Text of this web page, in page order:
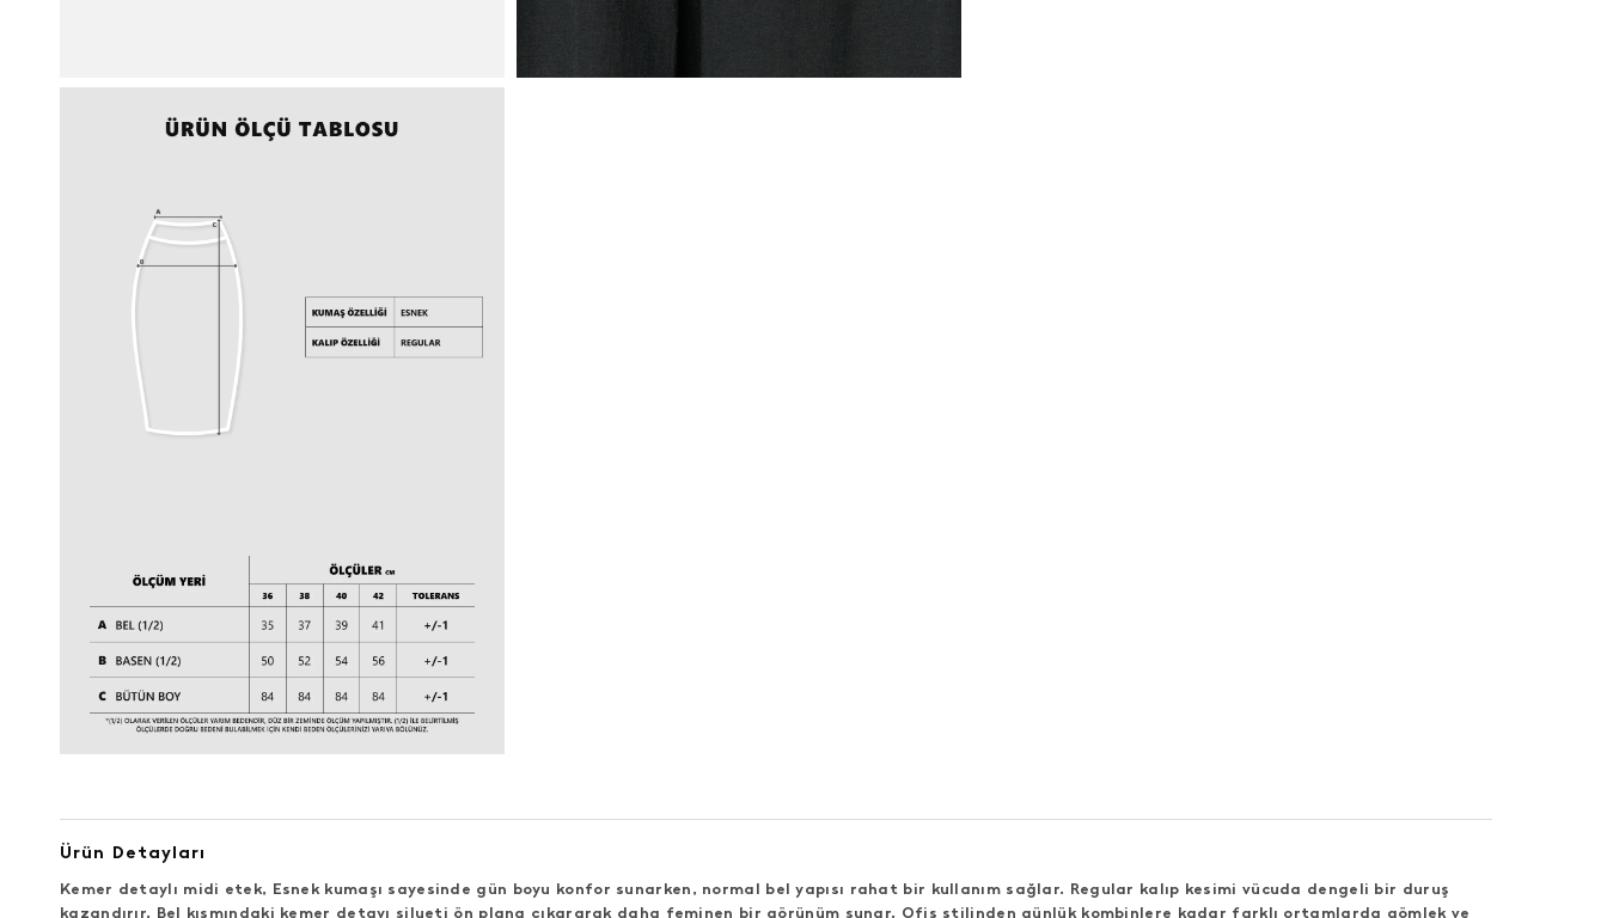
Ürün Detayları
Kemer detaylı midi etek, Esnek kumaşı sayesinde gün boyu konfor sunarken, normal bel yapısı rahat bir kullanım sağlar. Regular kalıp kesimi vücuda dengeli bir duruş
kazandırır. Bel kısmındaki kemer detayı silueti ön plana çıkararak daha feminen bir görünüm sunar. Ofis stilinden günlük kombinlere kadar farklı ortamlarda gömlek ve